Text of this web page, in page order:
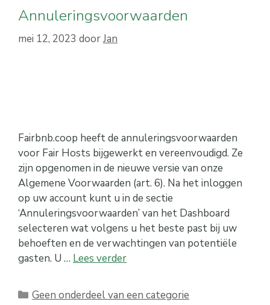
Annuleringsvoorwaarden
mei 12, 2023 doorJan
Fairbnb.coop heeft de annuleringsvoorwaarden
voor Fair Hosts bijgewerkt en vereenvoudigd. Ze
zijn opgenomen in de nieuwe versie van onze
Algemene Voorwaarden (art. 6). Na het inloggen
op uw account kunt u in de sectie
‘Annuleringsvoorwaarden’ van het Dashboard
selecteren wat volgens u het beste past bij uw
behoeften en de verwachtingen van potentiële
gasten. U … Lees verder
Categorieën
Geen onderdeel van een categorie